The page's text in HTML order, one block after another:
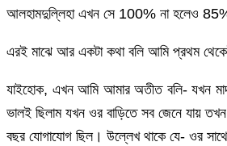
আলহামদুল্লিহা এখন সে 100% না হলেও 85%
এরই মাঝে আর একটা কথা বলি আমি প্রথম
যাইহোক, এখন আমি আমার অতীত বলি- যখন
ভালই ছিলাম যখন ওর বাড়িতে সব জেনে যায়
বছর যোগাযোগ ছিল। উল্লেখ থাকে যে- ওর